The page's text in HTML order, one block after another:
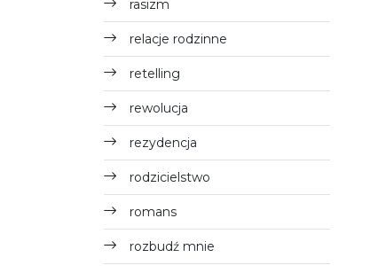
rasizm
relacje rodzinne
retelling
rewolucja
rezydencja
rodzicielstwo
romans
rozbudź mnie